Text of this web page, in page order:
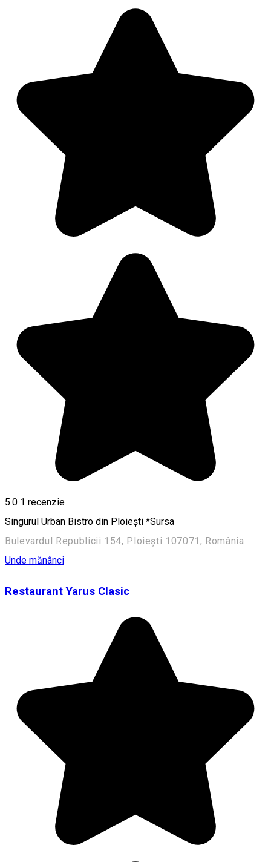
5.0 1 recenzie
Singurul Urban Bistro din Ploiești *Sursa
Bulevardul Republicii 154, Ploiești 107071, România
Unde mănânci
Restaurant Yarus Clasic